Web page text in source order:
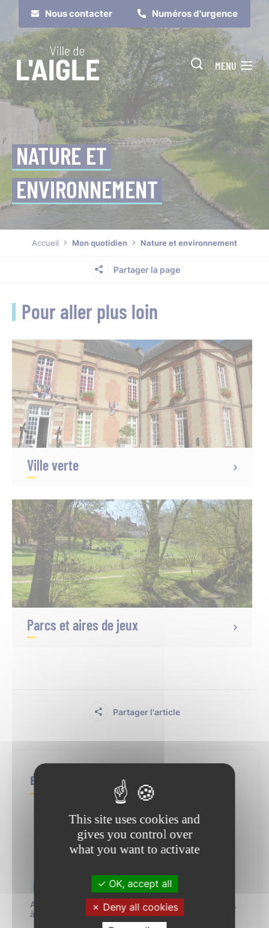
Nous contacter Numéros d'urgence
Je suis Je participe
MENU
NATURE ET
ENVIRONNEMENT
Accueil Mon quotidien Nature et environnement
Partager la page
Pour aller plus loin
Ville verte
Parcs et aires de jeux
Partager l'article
Élu référent
Pascal Samson
Adjoint au Maire délégué au cadre de vie, à la voirie,
à la propreté et aux travaux
Cookies management panel
This site uses cookies and
gives you control over
what you want to activate
OK, accept all
Deny all cookies